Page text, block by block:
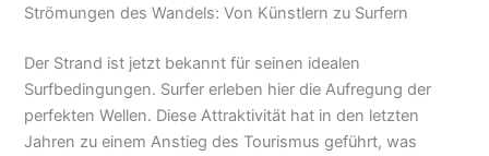
Strömungen des Wandels: Von Künstlern zu Surfern
Der Strand ist jetzt bekannt für seinen idealen
Surfbedingungen. Surfer erleben hier die Aufregung der
perfekten Wellen. Diese Attraktivität hat in den letzten
Jahren zu einem Anstieg des Tourismus geführt, was